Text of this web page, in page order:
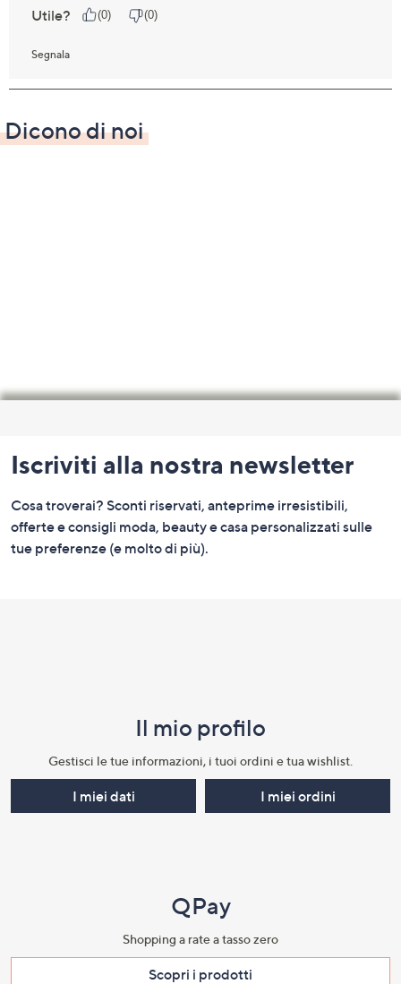
Dicono di noi
menu
e
informazioni
Iscriviti alla nostra newsletter
Cosa troverai? Sconti riservati, anteprime irresistibili,
offerte e consigli moda, beauty e casa personalizzati sulle
tue preferenze (e molto di più).
Il mio profilo​
Gestisci le tue informazioni, i tuoi ordini e tua wishlist.​
I miei dati I miei ordini
QPay
Shopping a rate a tasso zero​
Scopri i prodotti​